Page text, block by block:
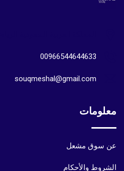
00966544644633
souqmeshal@gmail.com
معلومات
عن سوق مشعل
الشروط والأحكام